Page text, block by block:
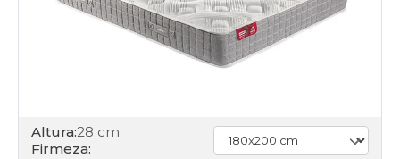
Altura:28 cm
Firmeza: